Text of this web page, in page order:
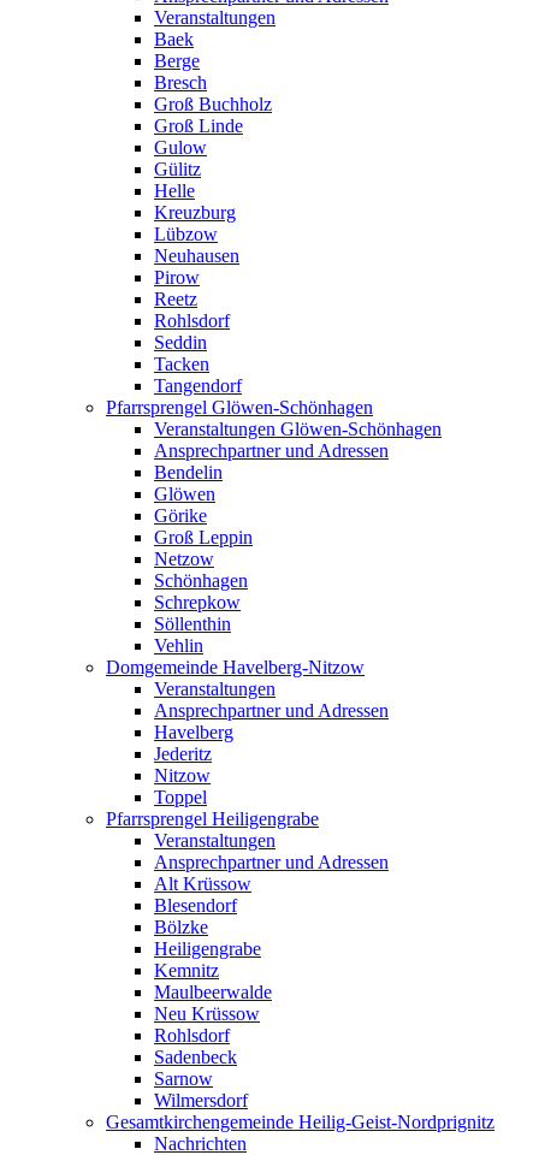
Veranstaltungen
Baek
Berge
Bresch
Groß Buchholz
Groß Linde
Gulow
Gülitz
Helle
Kreuzburg
Lübzow
Neuhausen
Pirow
Reetz
Rohlsdorf
Seddin
Tacken
Tangendorf
Pfarrsprengel Glöwen-Schönhagen
Veranstaltungen Glöwen-Schönhagen
Ansprechpartner und Adressen
Bendelin
Glöwen
Görike
Groß Leppin
Netzow
Schönhagen
Schrepkow
Söllenthin
Vehlin
Domgemeinde Havelberg-Nitzow
Veranstaltungen
Ansprechpartner und Adressen
Havelberg
Jederitz
Nitzow
Toppel
Pfarrsprengel Heiligengrabe
Veranstaltungen
Ansprechpartner und Adressen
Alt Krüssow
Blesendorf
Bölzke
Heiligengrabe
Kemnitz
Maulbeerwalde
Neu Krüssow
Rohlsdorf
Sadenbeck
Sarnow
Wilmersdorf
Gesamtkirchengemeinde Heilig-Geist-Nordprignitz
Nachrichten